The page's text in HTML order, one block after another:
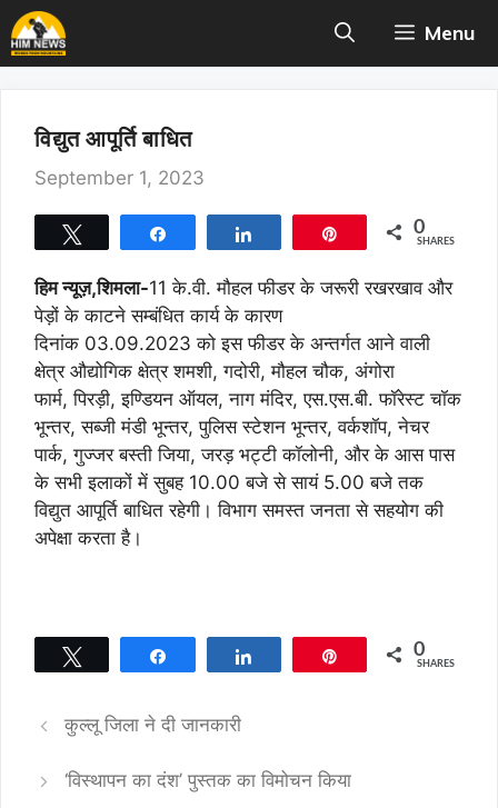
Skip
to
content
Menu
विद्युत आपूर्ति बाधित
September 1, 2023
0
SHARES
हिम न्यूज़,शिमला-11 के.वी. मौहल फीडर के जरूरी रखरखाव और
पेड़ों के काटने सम्बंधित कार्य के कारण
दिनांक 03.09.2023 को इस फीडर के अन्तर्गत आने वाली
क्षेत्र औद्योगिक क्षेत्र शमशी, गदोरी, मौहल चौक, अंगोरा
फार्म, पिरड़ी, इण्डियन ऑयल, नाग मंदिर, एस.एस.बी. फॉरेस्ट चॉक
भून्तर, सब्जी मंडी भून्तर, पुलिस स्टेशन भून्तर, वर्कशॉप, नेचर
पार्क, गुज्जर बस्ती जिया, जरड़ भट्टी कॉलोनी, और के आस पास
के सभी इलाकों में सुबह 10.00 बजे से सायं 5.00 बजे तक
विद्युत आपूर्ति बाधित रहेगी। विभाग समस्त जनता से सहयोग की
अपेक्षा करता है।
0
SHARES
कुल्लू जिला ने दी जानकारी
‘विस्थापन का दंश’ पुस्तक का विमोचन किया